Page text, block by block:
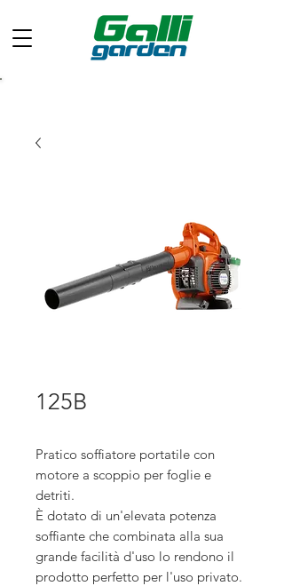
125B
Pratico soffiatore portatile con
motore a scoppio per foglie e
detriti.
È dotato di un'elevata potenza
soffiante che combinata alla sua
grande facilità d'uso lo rendono il
prodotto perfetto per l'uso privato.